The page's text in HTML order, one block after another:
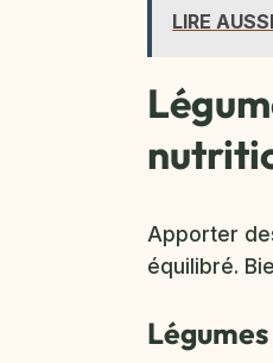
LIRE AUSSI
Apporter
équilibré.